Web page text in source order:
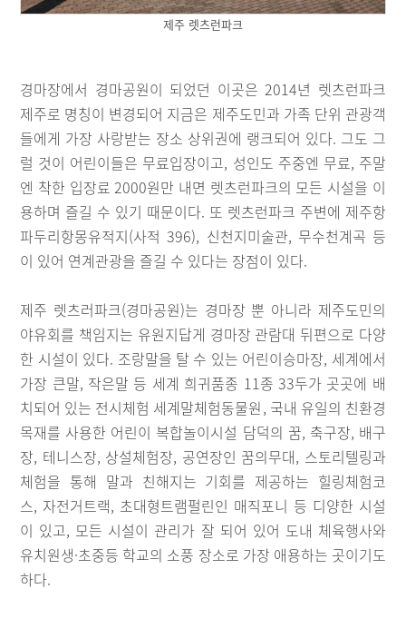
제주 렛츠런파크
경마장에서 경마공원이 되었던 이곳은 2014년 렛츠런파크
제주로 명칭이 변경되어 지금은 제주도민과 가족 단위 관광객
들에게 가장 사랑받는 장소 상위권에 랭크되어 있다. 그도 그
럴 것이 어린이들은 무료입장이고, 성인도 주중엔 무료, 주말
엔 착한 입장료 2000원만 내면 렛츠런파크의 모든 시설을 이
용하며 즐길 수 있기 때문이다. 또 렛츠런파크 주변에 제주항
파두리항몽유적지(사적 396), 신천지미술관, 무수천계곡 등
이 있어 연계관광을 즐길 수 있다는 장점이 있다.
제주 렛츠러파크(경마공원)는 경마장 뿐 아니라 제주도민의
야유회를 책임지는 유원지답게 경마장 관람대 뒤편으로 다양
한 시설이 있다. 조랑말을 탈 수 있는 어린이승마장, 세계에서
가장 큰말, 작은말 등 세계 희귀품종 11종 33두가 곳곳에 배
치되어 있는 전시체험 세계말체험동물원, 국내 유일의 친환경
목재를 사용한 어린이 복합놀이시설 담덕의 꿈, 축구장, 배구
장, 테니스장, 상설체험장, 공연장인 꿈의무대, 스토리텔링과
체험을 통해 말과 친해지는 기회를 제공하는 힐링체험코
스, 자전거트랙, 초대형트램펄린인 매직포니 등 디양한 시설
이 있고, 모든 시설이 관리가 잘 되어 있어 도내 체육행사와
유치원생·초중등 학교의 소풍 장소로 가장 애용하는 곳이기도
하다.